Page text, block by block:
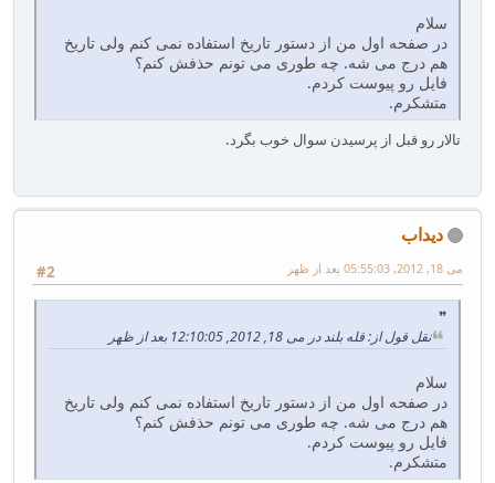
سلام
در صفحه اول من از دستور تاریخ استفاده نمی کنم ولی تاریخ
هم درج می شه. چه طوری می تونم حذفش کنم؟
فایل رو پیوست کردم.
متشکرم.
تالار رو قبل از پرسیدن سوال خوب بگرد.
دیداب
#2 می 18, 2012, 05:55:03 بعد از ظهر
نقل قول از: قله بلند در می 18, 2012, 12:10:05 بعد از ظهر
سلام
در صفحه اول من از دستور تاریخ استفاده نمی کنم ولی تاریخ
هم درج می شه. چه طوری می تونم حذفش کنم؟
فایل رو پیوست کردم.
متشکرم.